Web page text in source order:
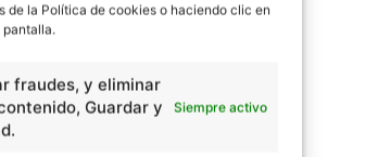
de la Política de cookies o haciendo clic en
pantalla.
fraudes, y eliminar
Guardar y
Siempre activo